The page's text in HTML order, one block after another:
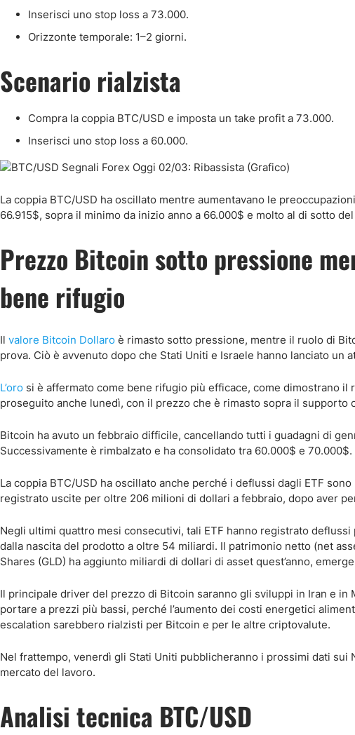
Inserisci uno stop loss a 73.000.
Orizzonte temporale: 1–2 giorni.
Scenario rialzista
Compra la coppia BTC/USD e imposta un take profit a 73.000.
Inserisci uno stop loss a 60.000.
La coppia BTC/USD ha oscillato mentre aumentavano le
66.915$, sopra il minimo da inizio anno a 66.000$ e molto al di sotto
Prezzo Bitcoin sotto pressione
bene rifugio
Il valore Bitcoin Dollaro è rimasto sotto pressione, mentre il ruolo di
prova. Ciò è avvenuto dopo che Stati Uniti e Israele hanno lanciato un
L’oro si è affermato come bene rifugio più efficace, come dimostrano
proseguito anche lunedì, con il prezzo che è rimasto sopra il supporto
Bitcoin ha avuto un febbraio difficile, cancellando tutti i guadagni di
Successivamente è rimbalzato e ha consolidato tra 60.000$ e 70.000$.
La coppia BTC/USD ha oscillato anche perché i deflussi dagli ETF
registrato uscite per oltre 206 milioni di dollari a febbraio, dopo aver
Negli ultimi quattro mesi consecutivi, tali ETF hanno registrato
dalla nascita del prodotto a oltre 54 miliardi. Il patrimonio netto (net
Shares (GLD) ha aggiunto miliardi di dollari di asset quest’anno,
Il principale driver del prezzo di Bitcoin saranno gli sviluppi in Iran e
portare a prezzi più bassi, perché l’aumento dei costi energetici
escalation sarebbero rialzisti per Bitcoin e per le altre criptovalute.
Nel frattempo, venerdì gli Stati Uniti pubblicheranno i prossimi dati
mercato del lavoro.
Analisi tecnica BTC/USD